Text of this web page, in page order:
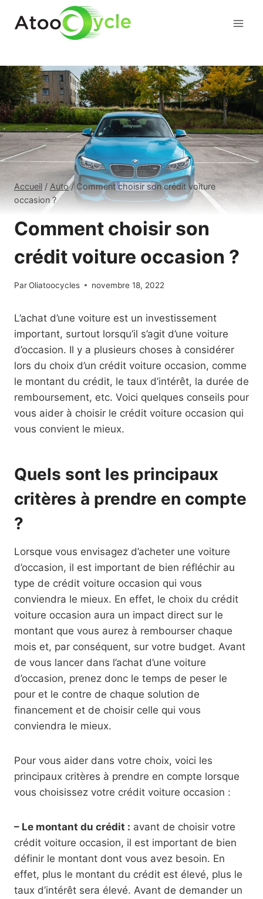
Accueil / Auto / Comment choisir son crédit voiture
occasion ?
Comment choisir son
crédit voiture occasion ?
ParOliatoocycles novembre 18, 2022
L’achat d’une voiture est un investissement
important, surtout lorsqu’il s’agit d’une voiture
d’occasion. Il y a plusieurs choses à considérer
lors du choix d’un crédit voiture occasion, comme
le montant du crédit, le taux d’intérêt, la durée de
remboursement, etc. Voici quelques conseils pour
vous aider à choisir le crédit voiture occasion qui
vous convient le mieux.
Quels sont les principaux
critères à prendre en compte
?
Lorsque vous envisagez d’acheter une voiture
d’occasion, il est important de bien réfléchir au
type de crédit voiture occasion qui vous
conviendra le mieux. En effet, le choix du crédit
voiture occasion aura un impact direct sur le
montant que vous aurez à rembourser chaque
mois et, par conséquent, sur votre budget. Avant
de vous lancer dans l’achat d’une voiture
d’occasion, prenez donc le temps de peser le
pour et le contre de chaque solution de
financement et de choisir celle qui vous
conviendra le mieux.
Pour vous aider dans votre choix, voici les
principaux critères à prendre en compte lorsque
vous choisissez votre crédit voiture occasion :
– Le montant du crédit : avant de choisir votre
crédit voiture occasion, il est important de bien
définir le montant dont vous avez besoin. En
effet, plus le montant du crédit est élevé, plus le
taux d’intérêt sera élevé. Avant de demander un